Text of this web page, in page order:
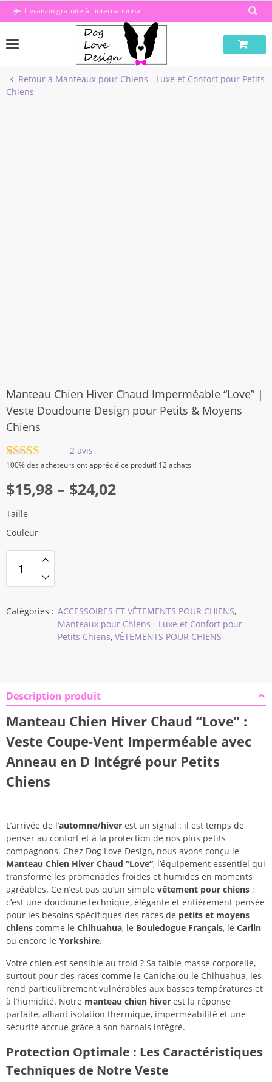
PasserLivraison gratuite à l'internationnal
Retour à Manteaux pour Chiens - Luxe et Confort pour Petits
Chiens
Manteau Chien Hiver Chaud Imperméable “Love” |
Veste Doudoune Design pour Petits & Moyens
Chiens
Noté5.00
sur
2
notations
client
2 avis
100%des acheteurs ont apprécié ce produit! 12 achats
$15,98 – $24,02
Plage
de
prix :
$24,02
Taille
Couleur
Catégories : ACCESSOIRES ET VÊTEMENTS POUR CHIENS,
Manteaux pour Chiens - Luxe et Confort pour
Petits Chiens, VÊTEMENTS POUR CHIENS
Description produit
Manteau Chien Hiver Chaud “Love” :
Veste Coupe-Vent Imperméable avec
Anneau en D Intégré pour Petits
Chiens
L’arrivée de l’automne/hiver est un signal : il est temps de
penser au confort et à la protection de nos plus petits
compagnons. Chez Dog Love Design, nous avons conçu le
Manteau Chien Hiver Chaud “Love”, l’équipement essentiel qui
transforme les promenades froides et humides en moments
agréables. Ce n’est pas qu’un simple vêtement pour chiens ;
c’est une doudoune technique, élégante et entièrement pensée
pour les besoins spécifiques des races de petits et moyens
chiens comme le Chihuahua, le Bouledogue Français, le Carlin
ou encore le Yorkshire.
Votre chien est sensible au froid ? Sa faible masse corporelle,
surtout pour des races comme le Caniche ou le Chihuahua, les
rend particulièrement vulnérables aux basses températures et
à l’humidité. Notre manteau chien hiver est la réponse
parfaite, alliant isolation thermique, imperméabilité et une
sécurité accrue grâce à son harnais intégré.
Protection Optimale : Les Caractéristiques
Techniques de Notre Veste